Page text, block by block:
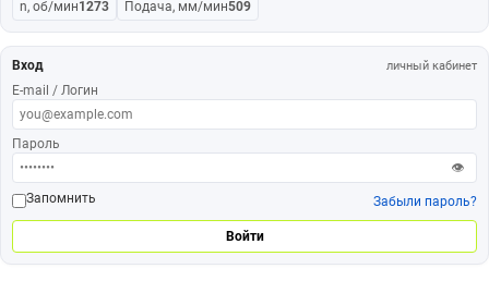
n, об/мин1273 Подача, мм/мин509
Вход личный кабинет
E-mail / Логин
Пароль
👁
Запомнить
Забыли пароль?
Войти